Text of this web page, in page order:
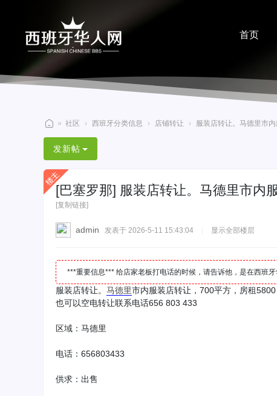
首页
西
班
牙
华
» 社区 › 西班牙分类信息 › 店铺转让 › 服装店转让。马德里市
发新帖
[巴塞罗那] 服装店转让。马德里市内
[复制链接]
admin 发表于 2026-5-11 15:43:04 显示全部楼层
***重要信息*** 给店家老板打电话的时候，请告诉他，是在西班牙
服装店转让。 马德里市内服装店转让，700平方，房租
也可以空电转让联系电话656 803 433
区域：马德里
电话：656803433
供求：出售